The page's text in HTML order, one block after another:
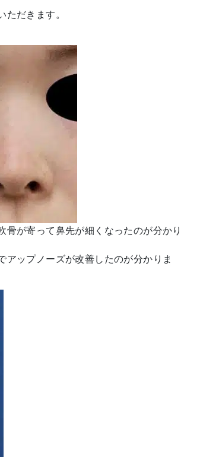
だきます。
が寄って鼻先が細くなったのが分かり
アップノーズが改善したのが分かりま